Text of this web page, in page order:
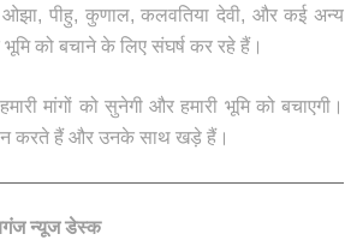
ओझा, पीहु, कुणाल, कलवतिया देवी, और कई अन्य
को बचाने के लिए संघर्ष कर रहे हैं।
मांगों को सुनेगी और हमारी भूमि को बचाएगी।
करते हैं और उनके साथ खड़े हैं ।
न्यूज डेस्क